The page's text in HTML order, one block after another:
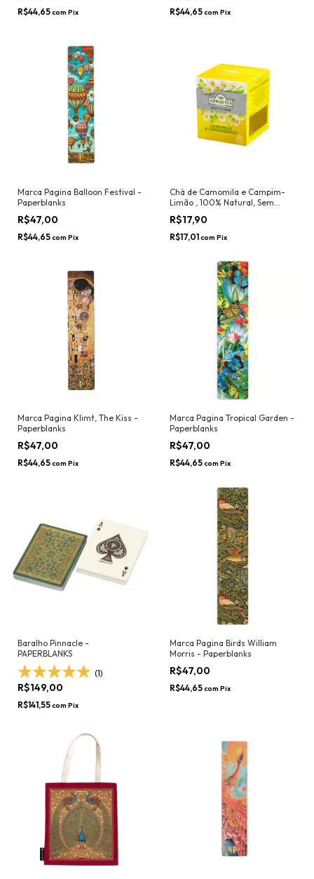
R$44,65com Pix R$44,65com Pix
Marca Pagina Balloon Festival -
Paperblanks
R$47,00
R$44,65com Pix
Chá de Camomila e Campim-
Limão , 100% Natural, Sem
Cafeína, 20g - Ahmad Tea
R$17,90
R$17,01com Pix
Marca Pagina Klimt, The Kiss -
Paperblanks
R$47,00
R$44,65com Pix
Marca Pagina Tropical Garden -
Paperblanks
R$47,00
R$44,65com Pix
Baralho Pinnacle -
PAPERBLANKS
(1)
R$149,00
R$141,55com Pix
Marca Pagina Birds William
Morris - Paperblanks
R$47,00
R$44,65com Pix